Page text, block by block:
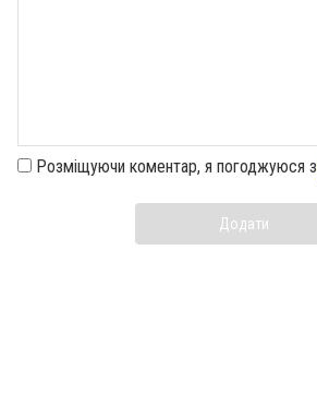
Розміщуючи коментар, я погоджуюся з
Додати